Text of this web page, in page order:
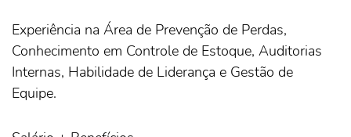
Experiência na Área de Prevenção de Perdas,
Conhecimento em Controle de Estoque, Auditorias
Internas, Habilidade de Liderança e Gestão de
Equipe.